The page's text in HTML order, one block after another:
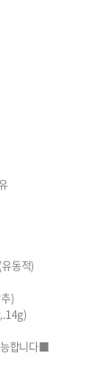
동적)
)
합니다■